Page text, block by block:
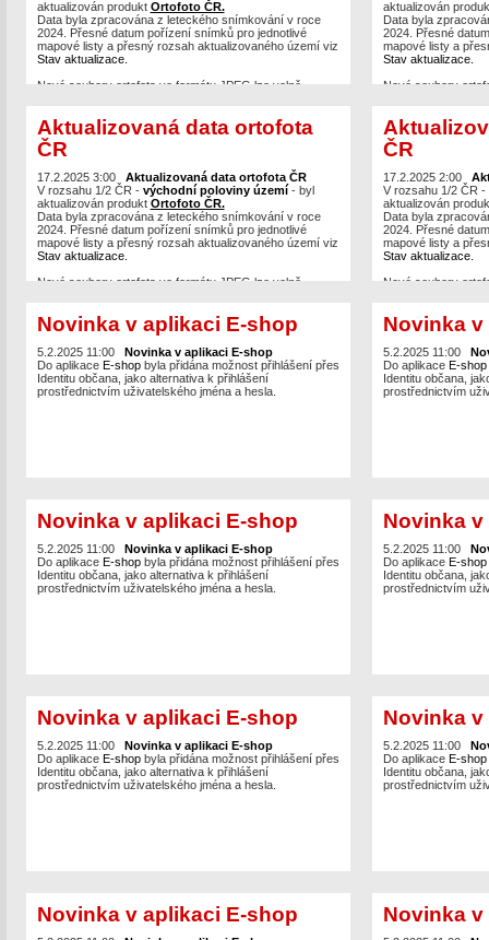
aktualizován produkt Ortofoto ČR.
Data byla zpracována z leteckého snímkování v roce
2024. Přesné datum pořízení snímků pro jednotlivé
mapové listy a přesný rozsah aktualizovaného území viz
Stav aktualizace.
Nové soubory ortofota ve formátu JPEG lze volně
bezešvé mozaiky.
Prohlížecí služby Ortofoto
například v aplikacíchGeoprohlížečneboNahlížení do
KN.
aktualizován
Data byla
2024. Přesné
mapové listy a
Stav aktualizace.
Nové soubory
bezešvé mozaiky.
Prohlížecí služby
například v
KN.
Aktualizovaná data ortofota
ČR
17.2.2025 3:00 Aktualizovaná data ortofota ČR
V rozsahu 1/2 ČR - východní poloviny území- byl
aktualizován produkt Ortofoto ČR.
Data byla zpracována z leteckého snímkování v roce
2024. Přesné datum pořízení snímků pro jednotlivé
mapové listy a přesný rozsah aktualizovaného území viz
Stav aktualizace.
Nové soubory ortofota ve formátu JPEG lze volně
bezešvé mozaiky.
Prohlížecí služby OrtofotoWMS,WMTSaArcGIS
Serverbyly již také aktualizovány a jsou dostupné
například v aplikacíchGeoprohlížečneboNahlížení do
KN.
ČR
17.2.2025 2:00
V rozsahu 1/2 ČR -
aktualizován
Data byla
2024. Přesné
mapové listy a
Stav aktualizace.
Nové soubory
bezešvé mozaiky.
Prohlížecí služby
Serverbyly již také
například v
KN.
Novinka v aplikaci E-shop
5.2.2025 11:00 Novinka v aplikaci E-shop
Do aplikace E-shop byla přidána možnost přihlášení přes
Identitu občana, jako alternativa k přihlášení
prostřednictvím uživatelského jména a hesla.
Novinka
5.2.2025 11:00
Do aplikace E-shop
Identitu občana,
prostřednictvím
Novinka v aplikaci E-shop
5.2.2025 11:00 Novinka v aplikaci E-shop
Do aplikace E-shop byla přidána možnost přihlášení přes
Identitu občana, jako alternativa k přihlášení
prostřednictvím uživatelského jména a hesla.
Novinka
5.2.2025 11:00
Do aplikace E-shop
Identitu občana,
prostřednictvím
Novinka v aplikaci E-shop
5.2.2025 11:00 Novinka v aplikaci E-shop
Do aplikace E-shop byla přidána možnost přihlášení přes
Identitu občana, jako alternativa k přihlášení
prostřednictvím uživatelského jména a hesla.
Novinka
5.2.2025 11:00
Do aplikace E-shop
Identitu občana,
prostřednictvím
Novinka v aplikaci E-shop Novinka